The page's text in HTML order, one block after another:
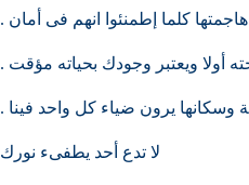
كلما إطمنئوا انهم فى أمان .
أولا ويعتبر وجودك بحياته مؤقت .
يرون ضياء كل واحد فينا .
لا تدع أحد يطفىء نورك